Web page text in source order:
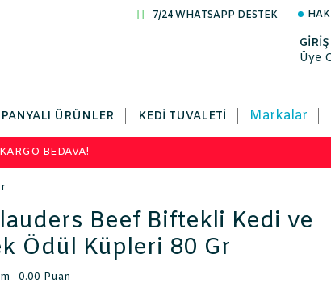
7/24 WHATSAPP DESTEK
Üye
ÜRÜNLER KEDI TUVALETI Markalar
BEDAVA!
Beef Biftekli Kedi ve
Ödül Küpleri 80 Gr
-0.00 Puan